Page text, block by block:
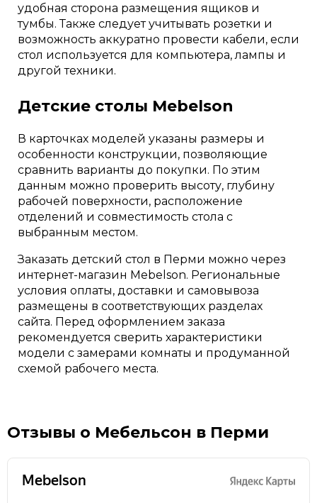
удобная сторона размещения ящиков и
тумбы. Также следует учитывать розетки и
возможность аккуратно провести кабели, если
стол используется для компьютера, лампы и
другой техники.
Детские столы Mebelson
В карточках моделей указаны размеры и
особенности конструкции, позволяющие
сравнить варианты до покупки. По этим
данным можно проверить высоту, глубину
рабочей поверхности, расположение
отделений и совместимость стола с
выбранным местом.
Заказать детский стол в Перми можно через
интернет-магазин Mebelson. Региональные
условия оплаты, доставки и самовывоза
размещены в соответствующих разделах
сайта. Перед оформлением заказа
рекомендуется сверить характеристики
модели с замерами комнаты и продуманной
схемой рабочего места.
Отзывы о Мебельсон в Перми